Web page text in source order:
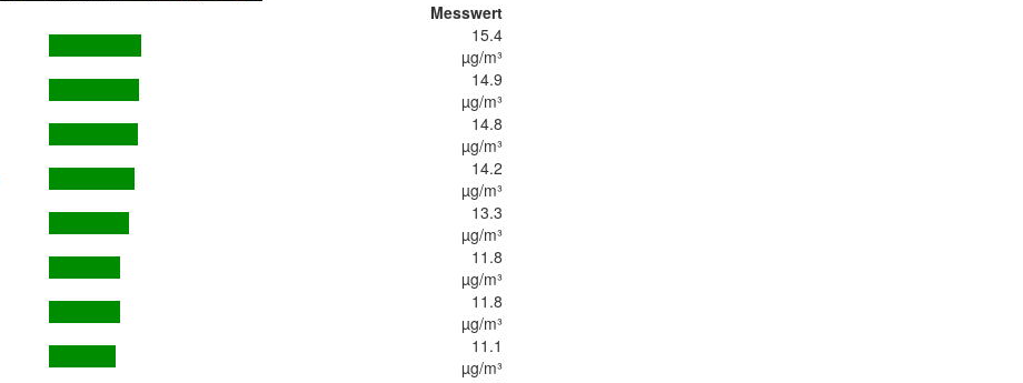
Messwert
15.4
µg/m³
14.9
µg/m³
14.8
µg/m³
14.2
µg/m³
13.3
µg/m³
11.8
µg/m³
11.8
µg/m³
11.1
µg/m³